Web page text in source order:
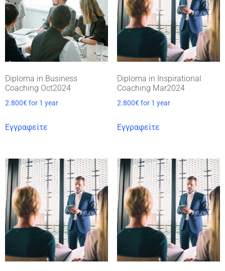
Diploma in Business
Coaching Oct2024
2.800€for 1 year
Εγγραφείτε
Diploma in Inspirational
Coaching Mar2024
2.800€ for 1 year
Εγγραφείτε